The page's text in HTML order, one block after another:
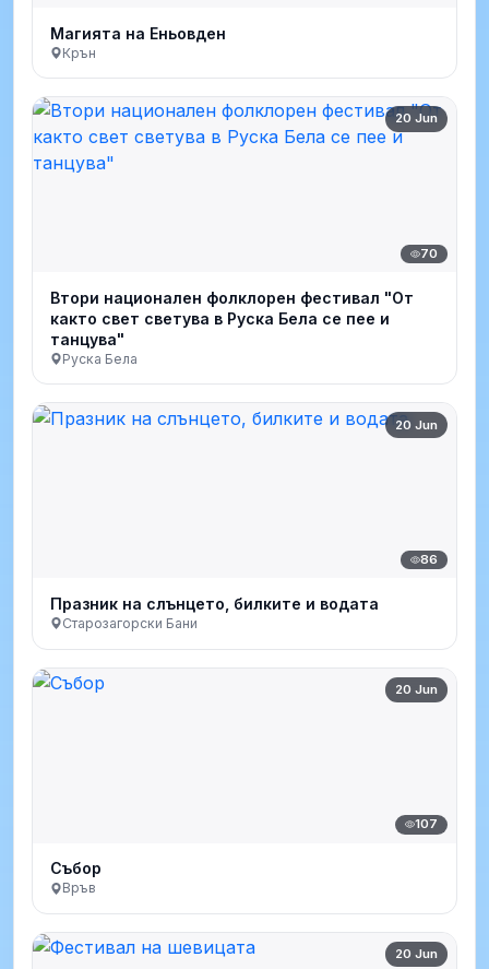
Магията на Еньовден
Крън
20 Jun
70
Втори национален фолклорен фестивал "От
както свет светува в Руска Бела се пее и
танцува"
Руска Бела
20 Jun
86
Празник на слънцето, билките и водата
Старозагорски Бани
20 Jun
107
Събор
Връв
20 Jun